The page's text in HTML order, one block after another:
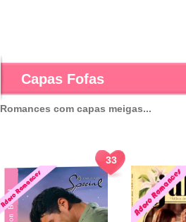
Capas Fofas
Romances com capas meigas...
33